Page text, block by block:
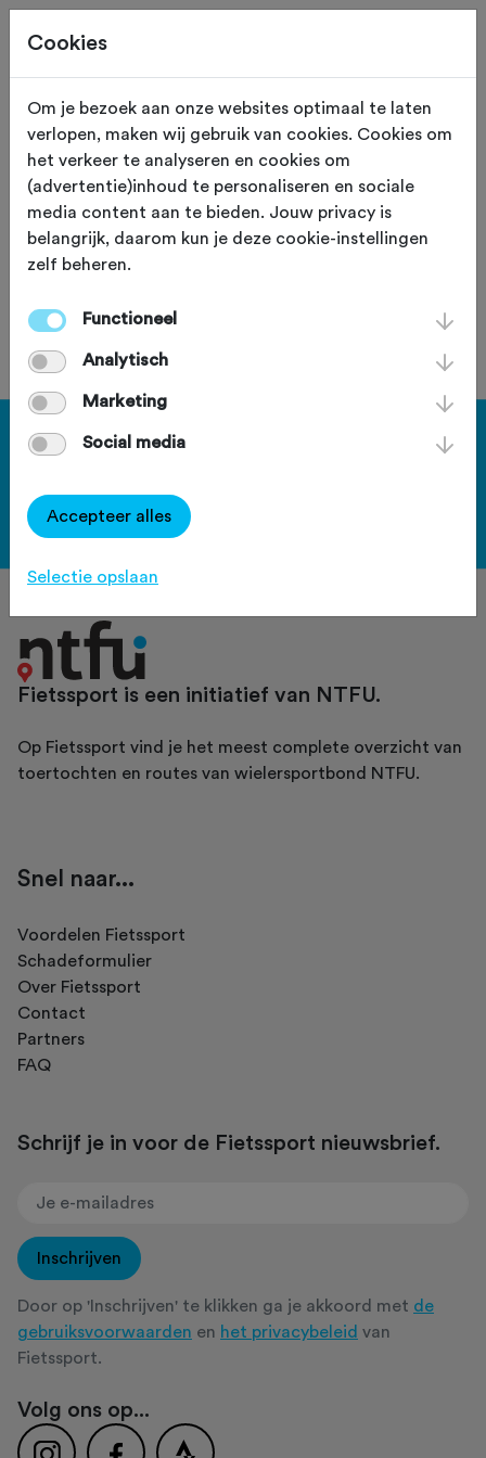
93,0 KM Gouda (Zuid Holland)
Ridderkerk
Je bent geen lid van deze club.
Haal meer uit Fietssport en ga
Bekijk de voordelen
Fietssport is een initiatief van NTFU.
Op Fietssport vind je het meest complete overzicht van
toertochten en routes van wielersportbond NTFU.
Snel naar...
Voordelen Fietssport
Schadeformulier
Over Fietssport
Contact
Partners
FAQ
Schrijf je in voor de Fietssport nieuwsbrief.
Inschrijven
Door op 'Inschrijven' te klikken ga je akkoord met de
gebruiksvoorwaarden en het privacybeleid van
Fietssport.
Volg ons op...
Cookies
Om je bezoek aan onze websites optimaal te laten
verlopen, maken wij gebruik van cookies. Cookies om
het verkeer te analyseren en cookies om
(advertentie)inhoud te personaliseren en sociale
media content aan te bieden. Jouw privacy is
belangrijk, daarom kun je deze cookie-instellingen
zelf beheren.
Functioneel
Analytisch
Marketing
Social media
Accepteer alles
Selectie opslaan